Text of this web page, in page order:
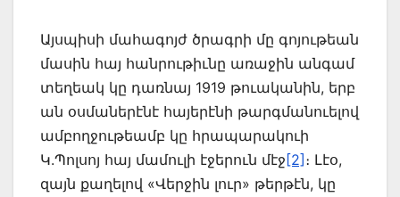
Այսպիսի մահագոյժ ծրագրի մը գոյութեան
մասին հայ հանրութիւնը առաջին անգամ
տեղեակ կը դառնայ 1919 թուականին, երբ
ան օսմաներէնէ հայերէնի թարգմանուելով
ամբողջու­թեամբ կը հրապարակուի
Կ.Պոլսոյ հայ մամուլի էջերուն մէջ[2]։ Լէօ,
զայն քա­ղելով «Վերջին լուր» թերթէն, կը